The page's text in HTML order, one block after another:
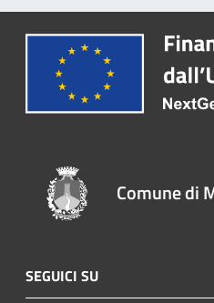
Comune di
SEGUICI SU